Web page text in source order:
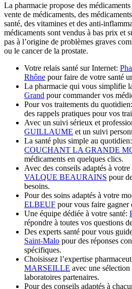
La pharmacie propose des
vente de médicaments, des
santé, des vitamines et des anti-
médicaments sont vendus à bas prix et
pas à l’origine de problèmes graves
ou le cancer de la prostate.
Votre relais santé sur Internet:
Rhône pour faire de votre santé
La pharmacie qui vous simplifie
Grand pour commander vos
Pour vos traitements du quotidien:
des rappels pratiques pour vos
Avec un suivi sérieux et
GUILLAUME et un suivi
La santé plus simple au quotidien:
COUCHANT LA GRANDE
médicaments en quelques clics.
Avec des conseils adaptés à
VALQUE BEAURAINS pour
besoins.
Pour des soins adaptés à votre
ELBEUF pour vous faire gagner
Une équipe dédiée à votre santé:
répondre à toutes vos questions
Des experts santé pour vous
Saint-Malo pour des réponses
spécifiques.
Choisissez l’expertise
MARSEILLE avec une
laboratoires partenaires.
Pour des conseils adaptés à